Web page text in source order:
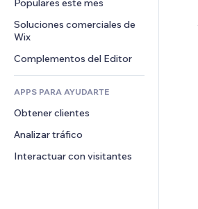
Crowdfunding
Alimentos y bebidas
Noticias
Servicios de contenido
Efectos de texto
Banners e insignias
Calculadoras
Buscar
Comentarios
Teléfono
Comunidad
Reseñas y testimonios
Populares este mes
Soluciones comerciales de
Wix
Complementos del Editor
APPS PARA AYUDARTE
Obtener clientes
Analizar tráfico
Interactuar con visitantes